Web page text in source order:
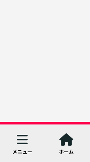
メニュー ホーム